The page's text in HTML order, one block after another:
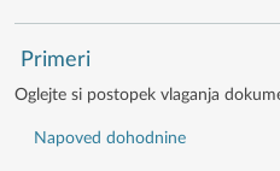
Primeri
Oglejte si postopek vlaganja
Napoved dohodnine